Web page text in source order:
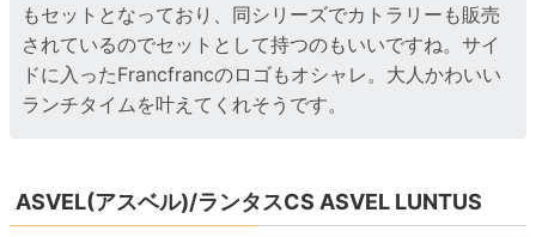
もセットとなっており、同シリーズでカトラリーも販売
されているのでセットとして持つのもいいですね。サイ
ドに入ったFrancfrancのロゴもオシャレ。大人かわいい
ランチタイムを叶えてくれそうです。
ASVEL(アスベル)/ランタスCS ASVEL LUNTUS